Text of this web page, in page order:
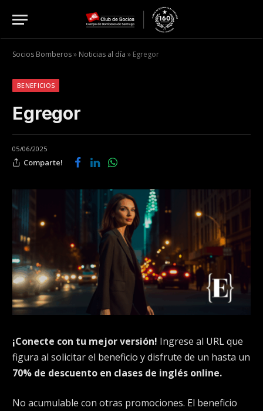
Socios Bomberos» Noticias al día » Egregor
BENEFICIOS
Egregor
05/06/2025
Comparte!
¡Conecte con tu mejor versión! Ingrese al URL que
figura al solicitar el beneficio y disfrute de un hasta un
70% de descuento en clases de inglés online.
No acumulable con otras promociones. El beneficio